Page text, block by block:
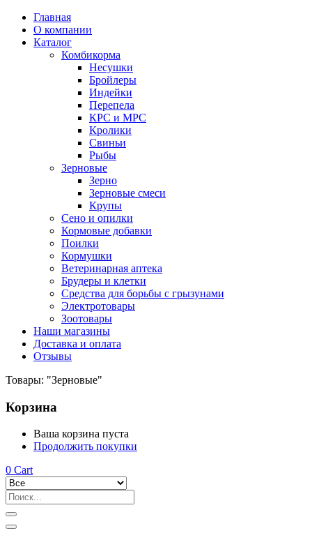
Главная
О компании
Каталог
Комбикорма
Несушки
Бройлеры
Индейки
Перепела
КРС и МРС
Кролики
Свиньи
Рыбы
Зерновые
Зерно
Зерновые смеси
Крупы
Сено и опилки
Кормовые добавки
Поилки
Кормушки
Ветеринарная аптека
Брудеры и клетки
Средства для борьбы с грызунами
Электротовары
Зоотовары
Наши магазины
Доставка и оплата
Отзывы
Товары: "Зерновые"
Корзина
Ваша корзина пуста
Продолжить покупки
0 Cart